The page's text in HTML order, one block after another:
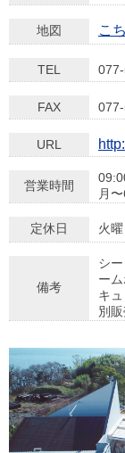
地図 こ
TEL
FAX
URL
営業時間
月
定休日 火
備考
シ
ー
キ
別